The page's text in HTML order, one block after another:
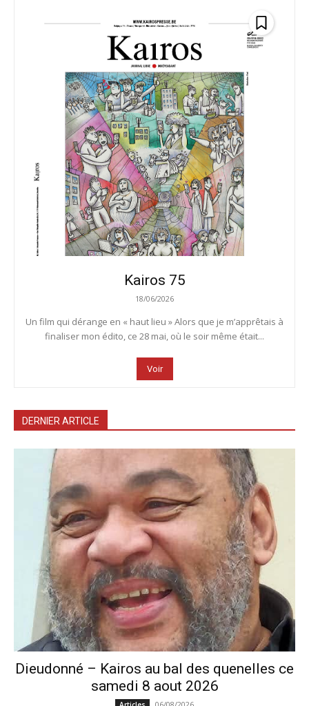
Kairos 75
18/06/2026
Un film qui dérange en « haut lieu » Alors que je m’apprêtais à
finaliser mon édito, ce 28 mai, où le soir même était...
Voir
DERNIER ARTICLE
Dieudonné – Kairos au bal des quenelles ce
samedi 8 aout 2026